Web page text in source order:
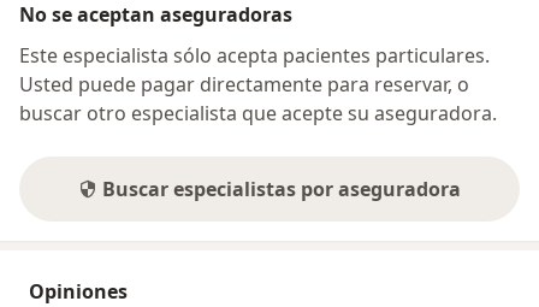
No se aceptan aseguradoras
Este especialista sólo acepta pacientes particulares.
Usted puede pagar directamente para reservar, o
buscar otro especialista que acepte su aseguradora.
Buscar especialistas por aseguradora
Opiniones